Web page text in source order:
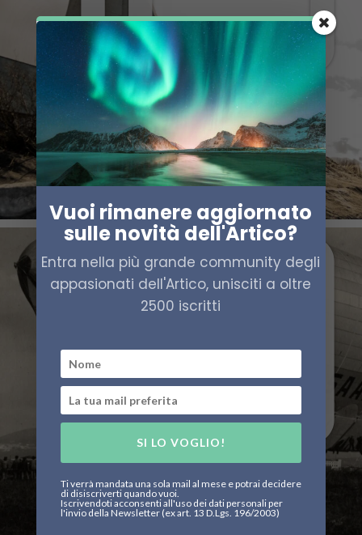
Vuoi rimanere aggiornato
sulle novità dell'Artico?
Entra nella più grande community degli
appasionati dell'Artico, unisciti a oltre
2500 iscritti
SI LO VOGLIO!
Ti verrà mandata una sola mail al mese e potrai decidere
di disiscriverti quando vuoi.
Iscrivendoti acconsenti all'uso dei dati personali per
l'invio della Newsletter (ex art. 13 D.Lgs. 196/2003)